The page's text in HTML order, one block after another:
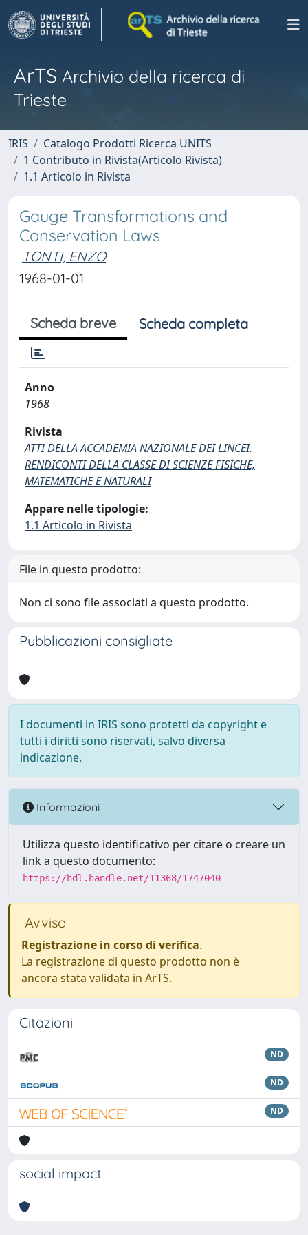
ArTS Archivio della ricerca di
Trieste
IRIS
Catalogo Prodotti Ricerca UNITS
1 Contributo in Rivista(Articolo Rivista)
1.1 Articolo in Rivista
Gauge Transformations and
Conservation Laws
TONTI, ENZO
1968-01-01
Scheda breve Scheda completa
Anno
1968
Rivista
ATTI DELLA ACCADEMIA NAZIONALE DEI LINCEI.
RENDICONTI DELLA CLASSE DI SCIENZE FISICHE,
MATEMATICHE E NATURALI
Appare nelle tipologie:
1.1 Articolo in Rivista
File in questo prodotto:
Non ci sono file associati a questo prodotto.
Pubblicazioni consigliate
I documenti in IRIS sono protetti da copyright e
tutti i diritti sono riservati, salvo diversa
indicazione.
Informazioni
Utilizza questo identificativo per citare o creare un
link a questo documento:
https://hdl.handle.net/11368/1747040
Avviso
Registrazione in corso di verifica.
La registrazione di questo prodotto non è
ancora stata validata in ArTS.
Citazioni
ND
ND
ND
social impact